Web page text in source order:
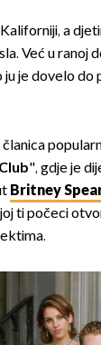
a
Već u ranoj
ju je dovelo do
", gdje je
Britney
ti počeci